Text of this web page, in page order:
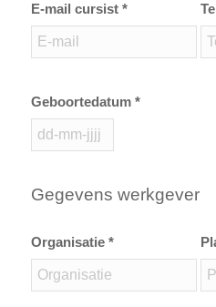
E-mail cursist *
Geboortedatum *
Gegevens werkgever
Organisatie *